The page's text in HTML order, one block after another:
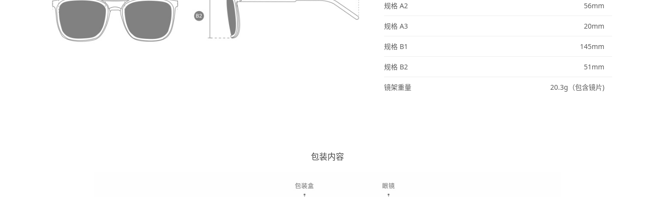
规格 A2 56mm
规格 A3 20mm
规格 B1 145mm
规格 B2 51 mm
镜架重量 20.3g （包含镜片)
包装内容